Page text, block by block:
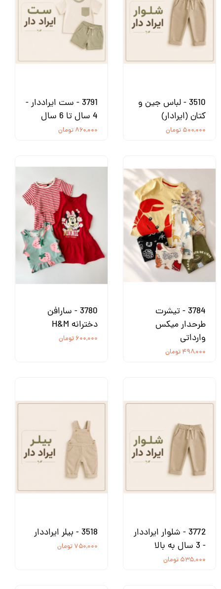
3510 - لباس جین و
کتان (ایرادار)
۵۰۰,۰۰۰ تومان
3791 - ست ایراددار -
4 سال تا 6 سال
۸۶۰,۰۰۰ تومان
3784 - تیشرت
طرحدار میکس
وارداتی
۴۹۸,۰۰۰ تومان
3780 - سارافن
دخترانه H&M
۶۰۰,۰۰۰ تومان
3772 - شلوار ایراددار
- 3 سال به بالا
۵۳۵,۰۰۰ تومان
3518 - بیلر ایراددار
۷۵۰,۰۰۰ تومان